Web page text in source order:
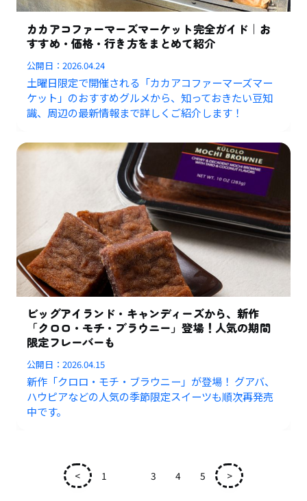
カカアコファーマーズマーケット完全ガイド｜お
すすめ・価格・行き方をまとめて紹介
公開日：2026.04.24
土曜日限定で開催される「カカアコファーマーズマー
ケット」のおすすめグルメから、知っておきたい豆知
識、周辺の最新情報まで詳しくご紹介します！
ビッグアイランド・キャンディーズから、新作
「クロロ・モチ・ブラウニー」登場！人気の期間
限定フレーバーも
公開日：2026.04.15
新作「クロロ・モチ・ブラウニー」が登場！ グアバ、
ハウピアなどの人気の季節限定スイーツも順次再発売
中です。
< 1 3 4 5 >